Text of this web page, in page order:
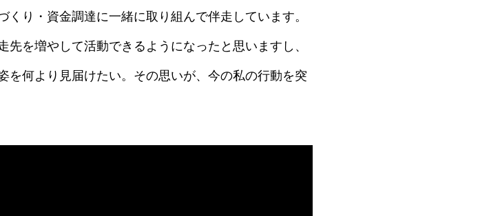
り・資金調達に一緒に取り組んで伴走しています。
を増やして活動できるようになったと思いますし、
を何より見届けたい。その思いが、今の私の行動を突